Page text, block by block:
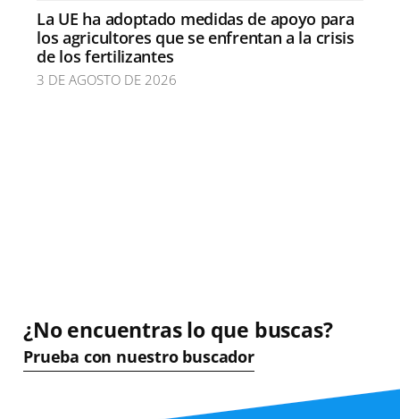
La UE ha adoptado medidas de apoyo para
los agricultores que se enfrentan a la crisis
de los fertilizantes
3 DE AGOSTO DE 2026
¿No encuentras lo que buscas?
Prueba con nuestro buscador